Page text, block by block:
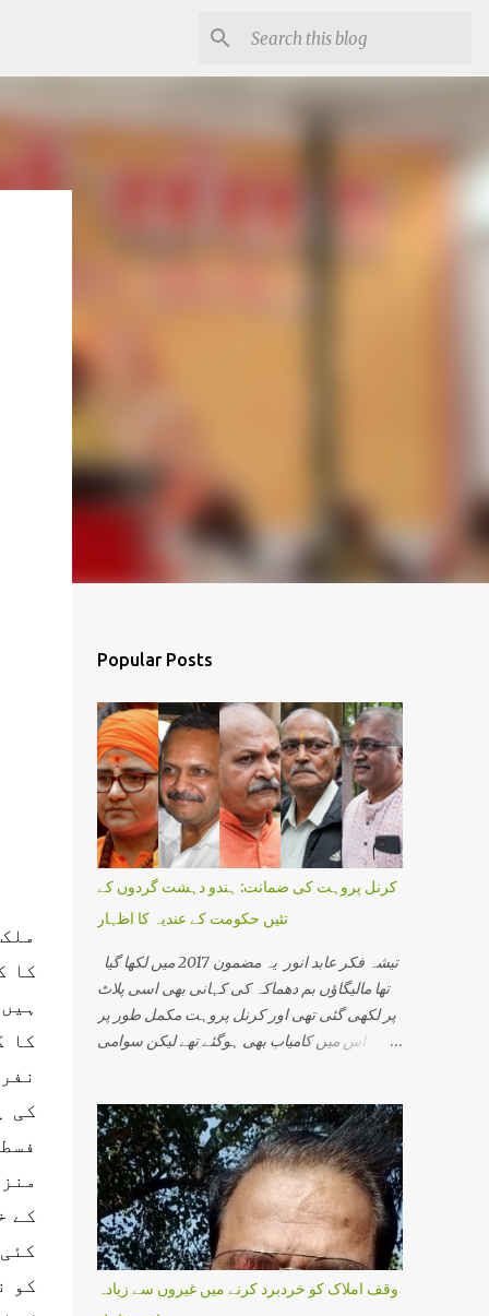
کا
کا
کی
کے
کو
Popular Posts
کرنل پروہت کی ضمانت: ہندو دہشت گردوں کے
تئیں حکومت کے عندیہ کا اظہار
تھا مالیگاؤں بم دھماکہ کی کہانی بھی اسی پلاٹ
پر لکھی گئی تھی اور کرنل پروہت مکمل طور پر
اس میں کامیاب بھی ہوگئے تھے لیکن سوامی
دہشت گردی کی ایک نئی کہانی سامنے آئی۔اس
میں وہ تمام لوگ شامل تھے جو ہندوستانی سماج
ایک مذہبی گرو، ایک محافظ اور ایک اپدیشک کے
طور پرجانے جاتے تھے۔ اس میں پرگیہ سنگھ ٹھاکر،
کرنل پروہت، سوامی اسیمانند اور آر ایس ایس
سے وابستہ کئی سینئر پرچارک شامل تھے۔
ہندوستانی انتظامی اور سیکورٹی مشنری کی
سب سے افسوسناک بات یہ ہے کہ وہ کسی ہندو
وقف املاک کو خردبرد کرنے میں غیروں سے زیادہ